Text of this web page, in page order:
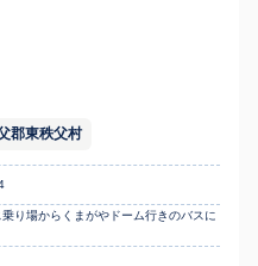
郡東秩父村
り場からくまがやドーム行きのバスに